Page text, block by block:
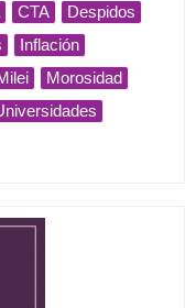
CTA
Despidos
Inflación
Morosidad